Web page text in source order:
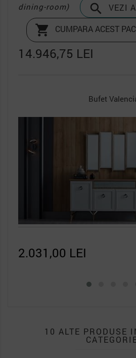
dining-room)
 VEZI
 CUMPARA ACEST
14.946,75 LEI
Oglinda Bufet
676,50 LEI
10 ALTE PRODUSE